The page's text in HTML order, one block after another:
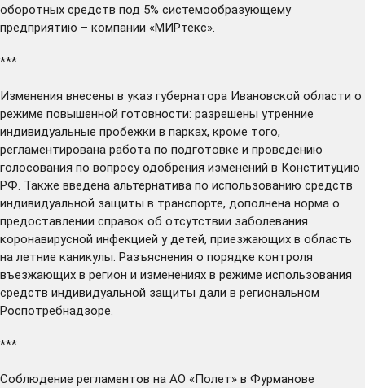
оборотных средств под 5% системообразующему
предприятию – компании «МИРтекс».
***
Изменения внесены в указ губернатора Ивановской области о
режиме повышенной готовности: разрешены утренние
индивидуальные пробежки в парках, кроме того,
регламентирована работа по подготовке и проведению
голосования по вопросу одобрения изменений в Конституцию
РФ. Также введена альтернатива по использованию средств
индивидуальной защиты в транспорте, дополнена норма о
предоставлении справок об отсутствии заболевания
коронавирусной инфекцией у детей, приезжающих в область
на летние каникулы. Разъяснения о порядке контроля
въезжающих в регион и изменениях в режиме использования
средств индивидуальной защиты дали в региональном
Роспотребнадзоре.
***
Соблюдение регламентов на АО «Полет» в Фурманове